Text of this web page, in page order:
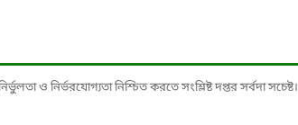
ও নির্ভরযোগ্যতা নিশ্চিত করতে সংশ্লিষ্ট দপ্তর সর্বদা সচেষ্ট।